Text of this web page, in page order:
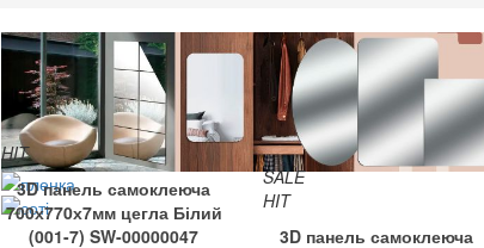
HIT
3D панель самоклеюча
700х770х7мм цегла Білий
(001-7) SW-00000047
SALE
HIT
3D панель самоклеюча